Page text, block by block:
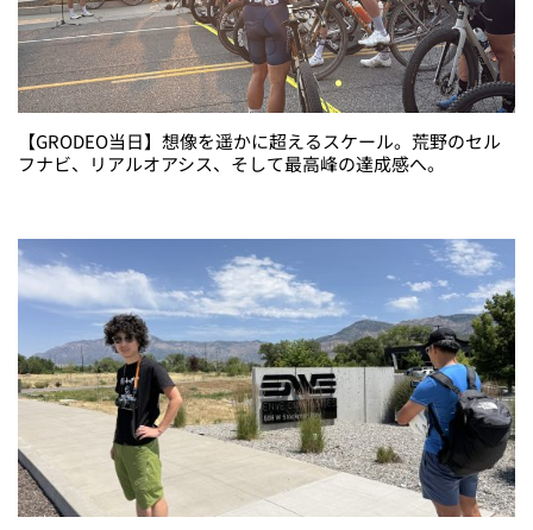
【GRODEO当日】想像を遥かに超えるスケール。荒野のセル
フナビ、リアルオアシス、そして最高峰の達成感へ。